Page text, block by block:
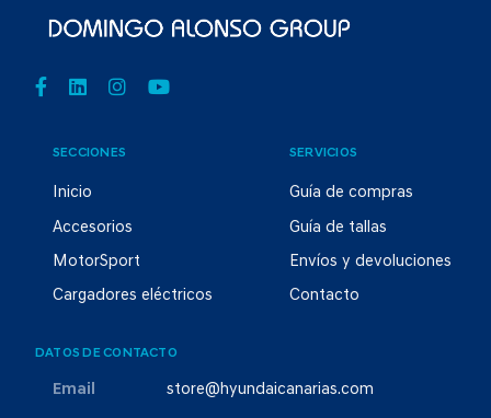
SECCIONES
Inicio
Accesorios
MotorSport
Cargadores eléctricos
SERVICIOS
Guía de compras
Guía de tallas
Envíos y devoluciones
Contacto
DATOS DE CONTACTO
Email store@hyundaicanarias.com